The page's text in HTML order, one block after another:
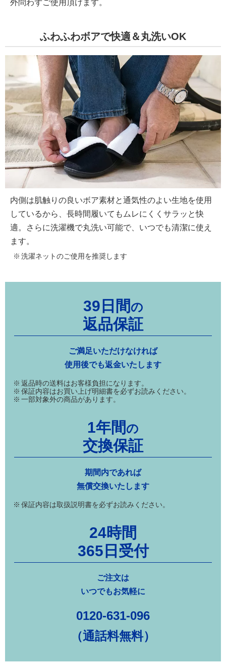
外問わずご使用頂けます。
ふわふわボアで快適＆丸洗いOK
内側は肌触りの良いボア素材と通気性のよい生地を使用
しているから、長時間履いてもムレにくくサラッと快
適。さらに洗濯機で丸洗い可能で、いつでも清潔に使え
ます。
洗濯ネットのご使用を推奨します
39日間の
返品保証
ご満足いただけなければ
使用後でも返金いたします
返品時の送料はお客様負担になります。
保証内容はお買い上げ明細書を必ずお読みください。
一部対象外の商品があります。
1年間の
交換保証
期間内であれば
無償交換いたします
保証内容は取扱説明書を必ずお読みください。
24時間
365日受付
ご注文は
いつでもお気軽に
0120-631-096
（通話料無料）